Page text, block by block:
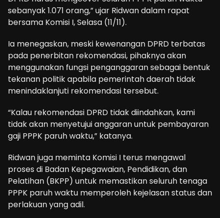
sebanyak 1.071 orang,” ujar Ridwan dalam rapat
bersama Komisi I, Selasa (11/11).
Ia menegaskan, meski kewenangan DPRD terbatas
pada penerbitan rekomendasi, pihaknya akan
menggunakan fungsi penganggaran sebagai bentuk
tekanan politik apabila pemerintah daerah tidak
menindaklanjuti rekomendasi tersebut.
“Kalau rekomendasi DPRD tidak diindahkan, kami
tidak akan menyetujui anggaran untuk pembayaran
gaji PPPK paruh waktu,” katanya.
Ridwan juga meminta Komisi I terus mengawal
proses di Badan Kepegawaian, Pendidikan, dan
Pelatihan (BKPP) untuk memastikan seluruh tenaga
PPPK paruh waktu memperoleh kejelasan status dan
perlakuan yang adil.